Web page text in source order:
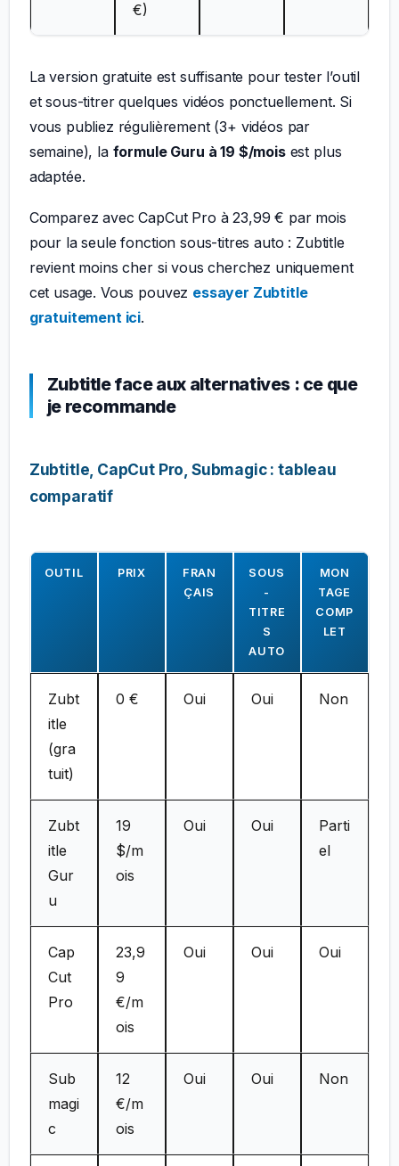
€)
La version gratuite est suffisante pour tester l’outil
et sous-titrer quelques vidéos ponctuellement. Si
vous publiez régulièrement (3+ vidéos par
semaine), la formule Guru à 19 $/moisest plus
adaptée.
Comparez avec CapCut Pro à 23,99 € par mois
pour la seule fonction sous-titres auto : Zubtitle
revient moins cher si vous cherchez uniquement
cet usage. Vous pouvez essayer Zubtitle
gratuitement ici.
Zubtitle face aux alternatives : ce que
je recommande
Zubtitle, CapCut Pro, Submagic : tableau
comparatif
OUTIL PRIX
FRAN
ÇAIS
SOUS
-
TITRE
S
AUTO
MON
TAGE
COMP
LET
Zubt
itle
(gra
tuit)
0 € Oui Oui Non
Zubt
itle
Gur
u
19
$/m
ois
Oui Oui
Parti
el
Cap
Cut
Pro
23,9
9
€/m
ois
Oui Oui Oui
Sub
magi
c
12
€/m
ois
Oui Oui Non